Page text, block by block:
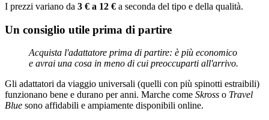
I prezzi variano da 3 € a 12 € a seconda del tipo e della qualità.
Un consiglio utile prima di partire
Acquista l'adattatore prima di partire: è più economico
e avrai una cosa in meno di cui preoccuparti all'arrivo.
Gli adattatori da viaggio universali (quelli con più spinotti estraibili)
funzionano bene e durano per anni. Marche come Skross o Travel
Blue sono affidabili e ampiamente disponibili online.